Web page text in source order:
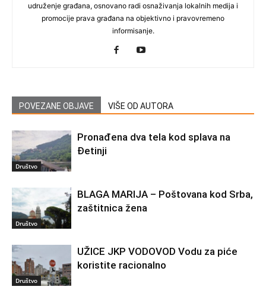
udruženje građana, osnovano radi osnaživanja lokalnih medija i
promocije prava građana na objektivno i pravovremeno
informisanje.
POVEZANE OBJAVE VIŠE OD AUTORA
Društvo
Pronađena dva tela kod splava na
Đetinji
Društvo
BLAGA MARIJA – Poštovana kod Srba,
zaštitnica žena
Društvo
UŽICE JKP VODOVOD Vodu za piće
koristite racionalno